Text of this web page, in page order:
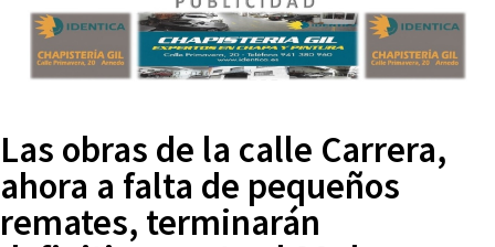
Las obras de la calle Carrera,
ahora a falta de pequeños
remates, terminarán